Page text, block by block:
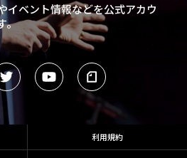
イベント情報などを公式アカウ
。
利用規約